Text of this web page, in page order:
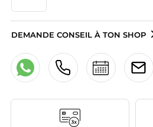
DEMANDE CONSEIL À TON SHOP